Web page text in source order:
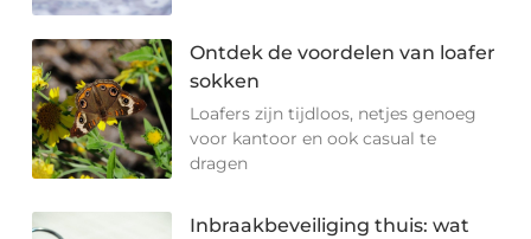
Ontdek de voordelen van loafer
sokken
Loafers zijn tijdloos, netjes genoeg
voor kantoor en ook casual te
dragen
Inbraakbeveiliging thuis: wat